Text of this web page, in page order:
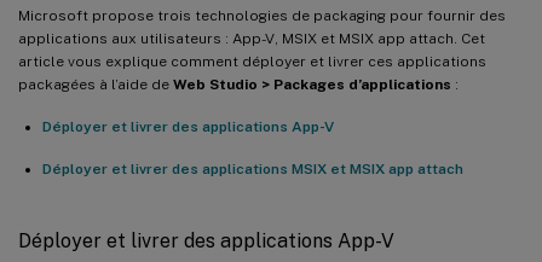
Microsoft propose trois technologies de packaging pour fournir des
applications aux utilisateurs : App-V, MSIX et MSIX app attach. Cet
article vous explique comment déployer et livrer ces applications
packagées à l’aide de Web Studio > Packages d’applications :
Déployer et livrer des applications App-V
Déployer et livrer des applications MSIX et MSIX app attach
Déployer et livrer des applications App-V